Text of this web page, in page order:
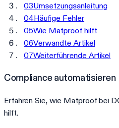
03Umsetzungsanleitung
04Häufige Fehler
05Wie Matproof hilft
06Verwandte Artikel
07Weiterführende Artikel
Compliance automatisieren
Erfahren Sie, wie Matproof bei
hilft.